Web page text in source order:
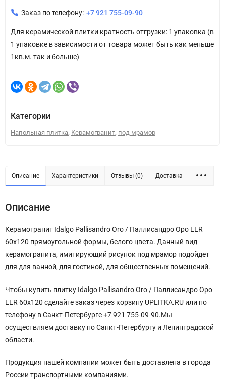
Заказ по телефону: +7 921 755-09-90
Для керамической плитки кратность отгрузки: 1 упаковка (в
1 упаковке в зависимости от товара может быть как меньше
1кв.м. так и больше)
Категории
Напольная плитка, Керамогранит, под мрамор
Описание Характеристики Отзывы (0) Доставка
Описание
Керамогранит Idalgo Pallisandro Oro / Паллисандро Оро LLR
60x120 прямоугольной формы, белого цвета. Данный вид
керамогранита, имитирующий рисунок под мрамор подойдет
для для ванной, для гостиной, для общественных помещений.
Чтобы купить плитку Idalgo Pallisandro Oro / Паллисандро Оро
LLR 60x120 сделайте заказ через корзину UPLITKA.RU или по
телефону в Санкт-Петербурге +7 921 755-09-90.Мы
осуществляем доставку по Санкт-Петербургу и Ленинградской
области.
Продукция нашей компании может быть доставлена в города
России транспортными компаниями.